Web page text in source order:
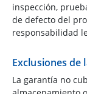
inspección,
de defecto del
responsabilidad
Exclusiones de
La garantía no